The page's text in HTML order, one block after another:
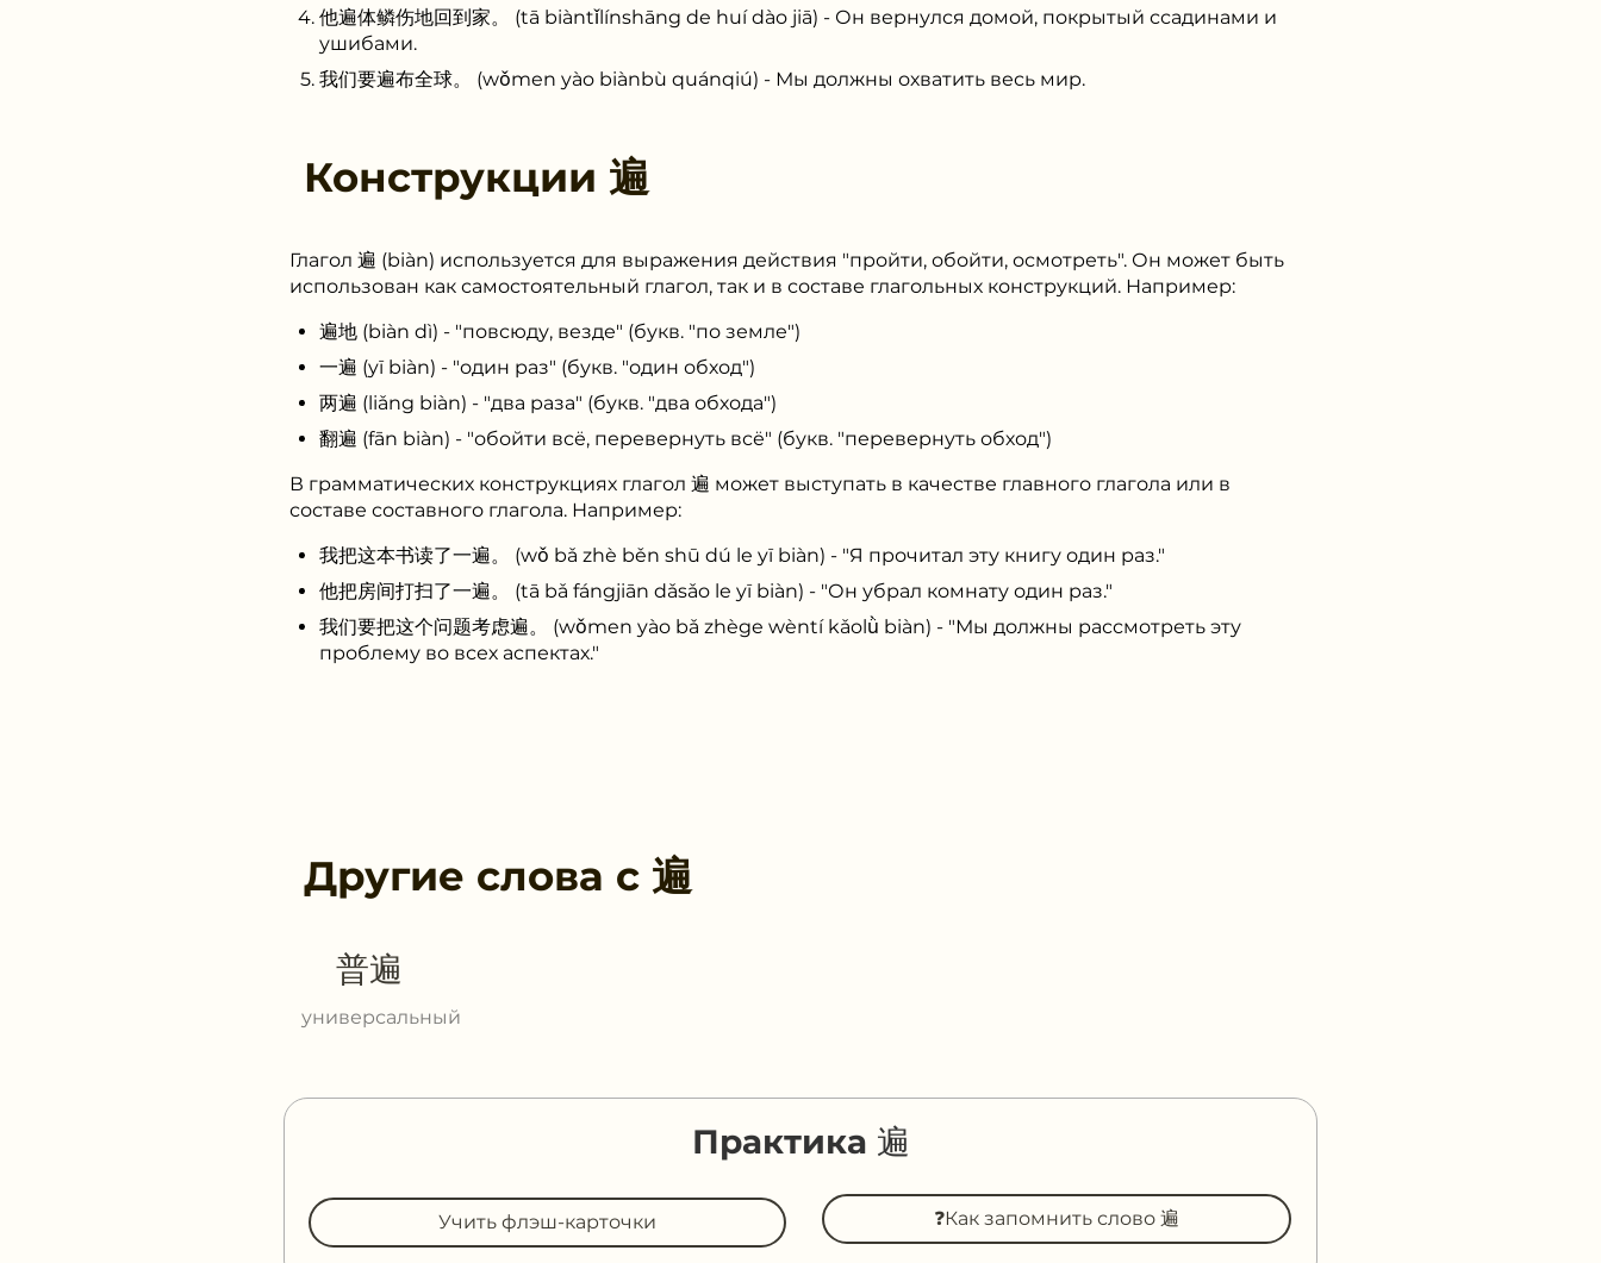
他遍体鳞伤地回到家。 (tā biàntǐlínshāng de huí dào jiā) - Он вернулся домой, покрытый ссадинами и
ушибами.
我们要遍布全球。 (wǒmen yào biànbù quánqiú) - Мы должны охватить весь мир.
Конструкции 遍
Глагол 遍 (biàn) используется для выражения действия "пройти, обойти, осмотреть". Он может быть
использован как самостоятельный глагол, так и в составе глагольных конструкций. Например:
遍地 (biàn dì) - "повсюду, везде" (букв. "по земле")
一遍 (yī biàn) - "один раз" (букв. "один обход")
两遍 (liǎng biàn) - "два раза" (букв. "два обхода")
翻遍 (fān biàn) - "обойти всё, перевернуть всё" (букв. "перевернуть обход")
В грамматических конструкциях глагол 遍 может выступать в качестве главного глагола или в
составе составного глагола. Например:
我把这本书读了一遍。 (wǒ bǎ zhè běn shū dú le yī biàn) - "Я прочитал эту книгу один раз."
他把房间打扫了一遍。 (tā bǎ fángjiān dǎsǎo le yī biàn) - "Он убрал комнату один раз."
我们要把这个问题考虑遍。 (wǒmen yào bǎ zhège wèntí kǎolǜ biàn) - "Мы должны рассмотреть эту
проблему во всех аспектах."
Другие слова с 遍
普遍
универсальный
Практика 遍
Учить флэш-карточки ❓Как запомнить слово 遍